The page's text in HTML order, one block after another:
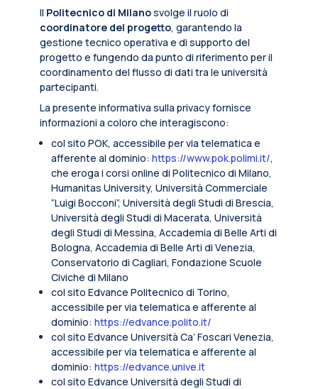
Il Politecnico di Milanosvolge il ruolo di
coordinatore del progetto, garantendo la
gestione tecnico operativa e di supporto del
progetto e fungendo da punto di riferimento per il
coordinamento del flusso di dati tra le università
partecipanti.
La presente informativa sulla privacy fornisce
informazioni a coloro che interagiscono:
col sito POK, accessibile per via telematica e
afferente al dominio: https://www.pok.polimi.it/,
che eroga i corsi online di Politecnico di Milano,
Humanitas University, Università Commerciale
“Luigi Bocconi”, Università degli Studi di Brescia,
Università degli Studi di Macerata, Università
degli Studi di Messina, Accademia di Belle Arti di
Bologna, Accademia di Belle Arti di Venezia,
Conservatorio di Cagliari, Fondazione Scuole
Civiche di Milano
col sito Edvance Politecnico di Torino,
accessibile per via telematica e afferente al
dominio: https://edvance.polito.it/
col sito Edvance Università Ca’ Foscari Venezia,
accessibile per via telematica e afferente al
dominio: https://edvance.unive.it
col sito Edvance Università degli Studi di